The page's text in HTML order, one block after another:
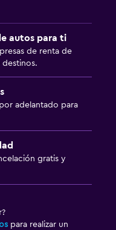
autos para ti
de renta de
adelantado para
gratis y
para realizar un